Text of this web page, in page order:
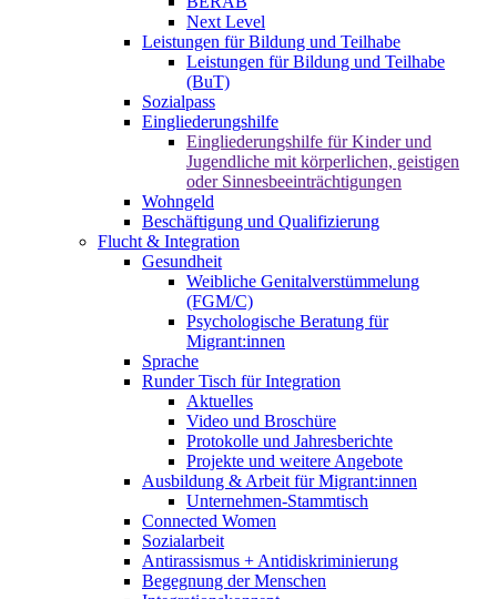
Next Level
Leistungen für Bildung und Teilhabe
Leistungen für Bildung und Teilhabe
(BuT)
Sozialpass
Eingliederungshilfe
Eingliederungshilfe für Kinder und
Jugendliche mit körperlichen, geistigen
oder Sinnesbeeinträchtigungen
Wohngeld
Beschäftigung und Qualifizierung
Flucht & Integration
Gesundheit
Weibliche Genitalverstümmelung
(FGM/C)
Psychologische Beratung für
Migrant:innen
Sprache
Runder Tisch für Integration
Aktuelles
Video und Broschüre
Protokolle und Jahresberichte
Projekte und weitere Angebote
Ausbildung & Arbeit für Migrant:innen
Unternehmen-Stammtisch
Connected Women
Sozialarbeit
Antirassismus + Antidiskriminierung
Begegnung der Menschen